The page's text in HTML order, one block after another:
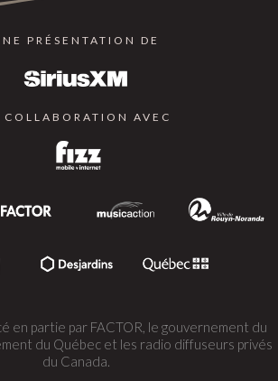
PRÉSENTATION DE
COLLABORATION AVEC
en partie par FACTOR, le gouvernement du
du Québec et les radio diffuseurs privés
du Canada.